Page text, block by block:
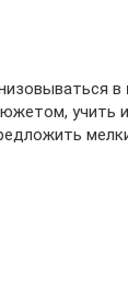
в
учить